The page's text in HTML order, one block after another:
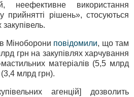
неефективне використання
прийнятті рішень», стосуються
Міноборони повідомили, що там
грн на закупівлях харчування
матеріалів (5,5 млрд
(3,4 млрд грн).
агенцій] дозволить